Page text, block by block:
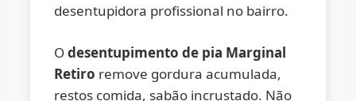
desentupidora profissional no bairro.
Odesentupimento de pia Marginal
Retiro remove gordura acumulada,
restos comida, sabão incrustado. Não